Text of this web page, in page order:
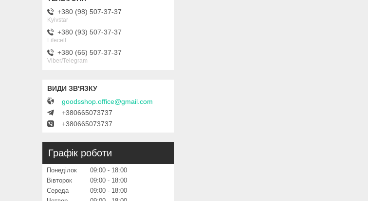
+380 (98) 507-37-37
Kyivstar
+380 (93) 507-37-37
Lifecell
+380 (66) 507-37-37
Viber/Telegram
goodsshop.office@gmail.com
+380665073737
+380665073737
Графік роботи
Понеділок 09:00
18:00
Вівторок
09:00
18:00
Середа
09:00
18:00